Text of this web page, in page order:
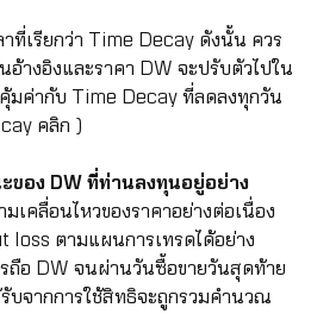
ที่เรียกว่า Time Decay ดังนั้น ควร
อ้างอิงและราคา DW จะปรับตัวไปใน
มค่ากับ Time Decay ที่ลดลงทุกวัน
คลิก )
อง DW ที่ท่านลงทุนอยู่อย่าง
เคลื่อนไหวของราคาอย่างต่อเนื่อง
loss ตามแผนการเทรดได้อย่าง
ถือ DW จนผ่านวันซื้อขายวันสุดท้าย
บจากการใช้สิทธิจะถูกรวมคำนวณ